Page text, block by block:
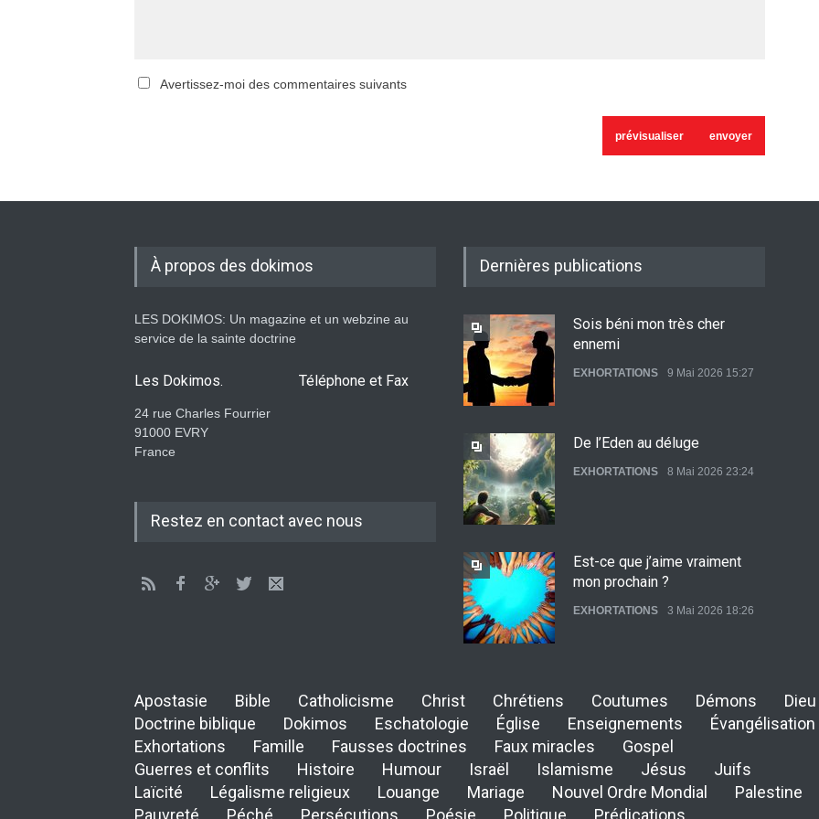
Avertissez-moi des commentaires suivants
À propos des dokimos
LES DOKIMOS: Un magazine et un webzine au
service de la sainte doctrine
Les Dokimos.
24 rue Charles Fourrier
91000 EVRY
France
Téléphone et Fax
Restez en contact avec nous
Dernières publications
Sois béni mon très cher
ennemi
EXHORTATIONS 9 Mai 2026 15:27
De l’Eden au déluge
EXHORTATIONS 8 Mai 2026 23:24
Est-ce que j’aime vraiment
mon prochain ?
EXHORTATIONS 3 Mai 2026 18:26
27 Avril 2026 02:55
Avant la fondation du monde :
Apostasie Bible Catholicisme Christ Chrétiens Coutumes Démons
Dieu
Doctrine biblique
Dokimos Eschatologie Église Enseignements
Évangélisation
Exhortations
Famille Fausses doctrines Faux miracles
Gospel
Guerres et conflits
Histoire Humour Israël Islamisme Jésus
Juifs
Laïcité
Légalisme religieux Louange Mariage Nouvel Ordre Mondial
Palestine
Pauvreté
Péché Persécutions Poésie Politique Prédications